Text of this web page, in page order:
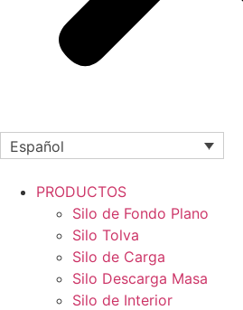
Español
PRODUCTOS
Silo de Fondo Plano
Silo Tolva
Silo de Carga
Silo Descarga Masa
Silo de Interior